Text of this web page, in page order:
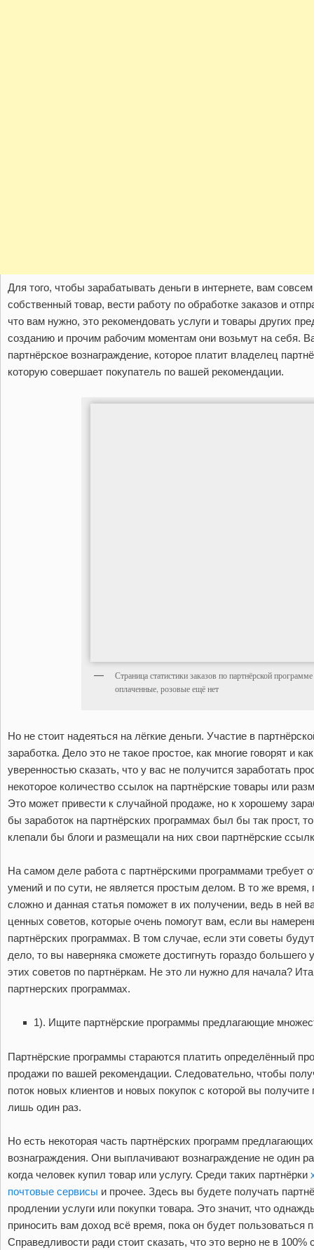
Для того, чтобы зарабатывать деньги в интернете, вам
собственный товар, вести работу по обработке заказов и
что вам нужно, это рекомендовать услуги и товары других
созданию и прочим рабочим моментам они возьмут на себя.
партнёрское вознаграждение, которое платит владелец
которую совершает покупатель по вашей рекомендации.
Страница статистики заказов по партнёрской
оплаченные, розовые ещё нет
Но не стоит надеяться на лёгкие деньги. Участие в
заработка. Дело это не такое простое, как многие говорят и
уверенностью сказать, что у вас не получится заработать
некоторое количество ссылок на партнёрские товары или
Это может привести к случайной продаже, но к хорошему
бы заработок на партнёрских программах был бы так прост,
клепали бы блоги и размещали на них свои партнёрские
На самом деле работа с партнёрскими программами требует
умений и по сути, не является простым делом. В то же время,
сложно и данная статья поможет в их получении, ведь в ней
ценных советов, которые очень помогут вам, если вы
партнёрских программах. В том случае, если эти советы
дело, то вы наверняка сможете достигнуть гораздо большего
этих советов по партнёркам. Не это ли нужно для начала?
партнерских программах.
1). Ищите партнёрские программы предлагающие
Партнёрские программы стараются платить определённый
продажи по вашей рекомендации. Следовательно, чтобы
поток новых клиентов и новых покупок с которой вы получите
лишь один раз.
Но есть некоторая часть партнёрских программ
вознаграждения. Они выплачивают вознаграждение не один
когда человек купил товар или услугу. Среди таких партнёрки
почтовые сервисы и прочее. Здесь вы будете получать
продлении услуги или покупки товара. Это значит, что
приносить вам доход всё время, пока он будет пользоваться
Справедливости ради стоит сказать, что это верно не в